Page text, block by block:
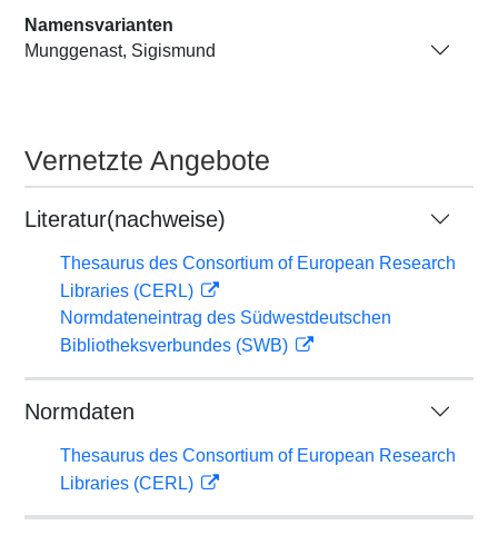
Namensvarianten
Munggenast, Sigismund
Vernetzte Angebote
Literatur(nachweise)
Thesaurus des Consortium of European Research
Libraries (CERL)
Normdateneintrag des Südwestdeutschen
Bibliotheksverbundes (SWB)
Normdaten
Thesaurus des Consortium of European Research
Libraries (CERL)